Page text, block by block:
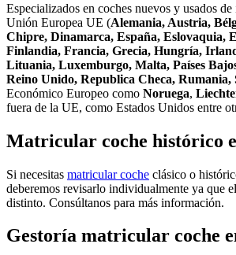
Especializados en coches nuevos y usados
Unión Europea UE (Alemania, Austria,
Chipre, Dinamarca, España, Eslovaquia,
Finlandia, Francia, Grecia, Hungría,
Lituania, Luxemburgo, Malta, Países
Reino Unido, Republica Checa, Rumania,
Económico Europeo como Noruega,
fuera de la UE, como Estados Unidos entre
Matricular coche histórico
Si necesitas matricular coche clásico o
deberemos revisarlo individualmente ya que
distinto. Consúltanos para más información.
Gestoría matricular coche